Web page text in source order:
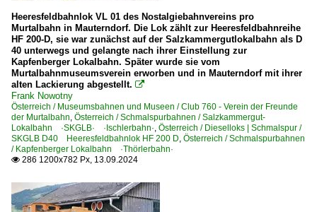
Gattung B/s, B4/s | Spantenwagen 2.Klasse
Gattung C/s, C4/s | Spantenwagen 3.Klasse
Gattung D/s, Di/s | Spantenwagen Dienstwagen
Schmalspurbahnen
Kapfenberger Lokalbahn ·Thörlerbahn·
Salzkammergut-Lokalbahn ·SKGLB· ·Ischlerbahn·
Strecken | Schmalspur
Strecke Jenbach – Mayrhofen ·Zillertalbahn·
Heeresfeldbahnlok VL 01 des Nostalgiebahnvereins pro
Murtalbahn in Mauterndorf. Die Lok zählt zur Heeresfeldbahnreihe
HF 200-D, sie war zunächst auf der Salzkammergutlokalbahn als D
40 unterwegs und gelangte nach ihrer Einstellung zur
Kapfenberger Lokalbahn. Später wurde sie vom
Murtalbahnmuseumsverein erworben und in Mauterndorf mit ihrer
alten Lackierung abgestellt. 
Frank Nowotny
Österreich / Museumsbahnen und Museen / Club 760 - Verein der Freunde
der Murtalbahn, Österreich / Schmalspurbahnen / Salzkammergut-
Lokalbahn ·SKGLB· ·Ischlerbahn·, Österreich / Dieselloks | Schmalspur /
SKGLB D40 Heeresfeldbahnlok HF 200 D, Österreich / Schmalspurbahnen
/ Kapfenberger Lokalbahn ·Thörlerbahn·
 286 1200x782 Px, 13.09.2024